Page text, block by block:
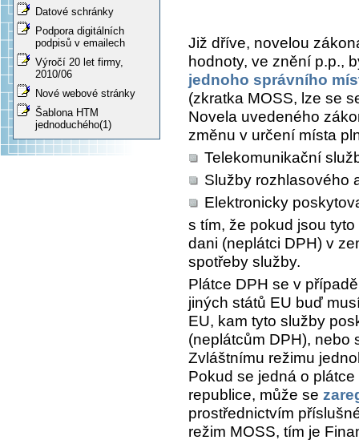
Datové schránky
Podpora digitálních
podpisů v emailech
Výročí 20 let firmy,
2010/06
Nové webové stránky
Šablona HTM
jednoduchého(1)
Již dříve, novelou
hodnoty, ve znění p.p.,
jednoho správního
(zkratka MOSS, lze se
Novela uvedeného
změnu v určení místa
Telekomunikační
Služby rozhlasového
Elektronicky
s tím, že pokud jsou
dani (neplátci DPH) v
spotřeby služby.
Plátce DPH se v
jiných států EU buď
EU, kam tyto služby
(neplátcům DPH), nebo
Zvláštnímu režimu
Pokud se jedná o
republice, může se
prostřednictvím
režim MOSS, tím je